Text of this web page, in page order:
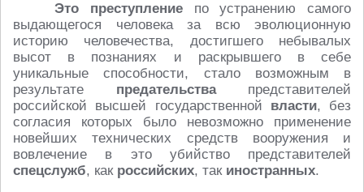
Это преступлениепо устранению самого
выдающегося человека за всю эволюционную
историю человечества, достигшего небывалых
высот в познаниях и раскрывшего в себе
уникальные способности, стало возможным в
результате предательствапредставителей
российской высшей государственной власти, без
согласия которых было невозможно применение
новейших технических средств вооружения и
вовлечение в это убийство представителей
спецслужб, как российских, так иностранных.